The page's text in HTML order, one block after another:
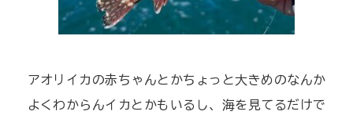
アオリイカの赤ちゃんとかちょっと大きめのなんか
よくわからんイカとかもいるし、海を見てるだけで